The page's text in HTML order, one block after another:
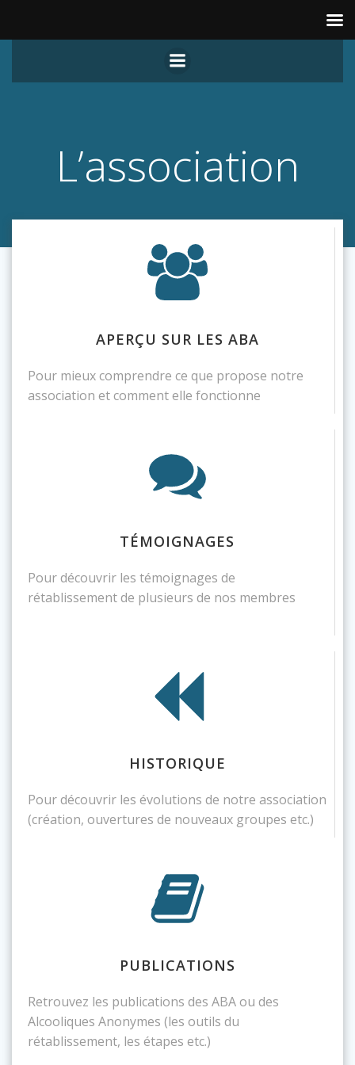
au
contenu
L’association
APERÇU SUR LES ABA
Pour mieux comprendre ce que propose notre
association et comment elle fonctionne
TÉMOIGNAGES
Pour découvrir les témoignages de
rétablissement de plusieurs de nos membres
HISTORIQUE
Pour découvrir les évolutions de notre association
(création, ouvertures de nouveaux groupes etc.)
PUBLICATIONS
Retrouvez les publications des ABA ou des
Alcooliques Anonymes (les outils du
rétablissement, les étapes etc.)